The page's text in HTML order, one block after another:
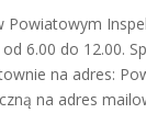
Powiatowym
6.00 do 12.00.
na adres:
na adres